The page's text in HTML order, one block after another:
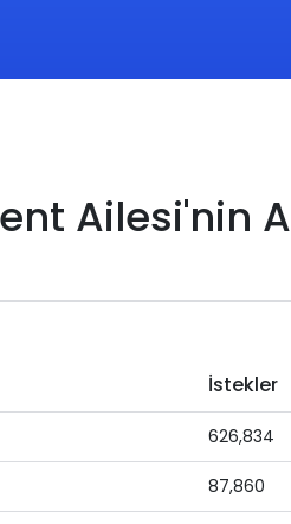
Ailesi'nin
İstekler
626,834
87,860